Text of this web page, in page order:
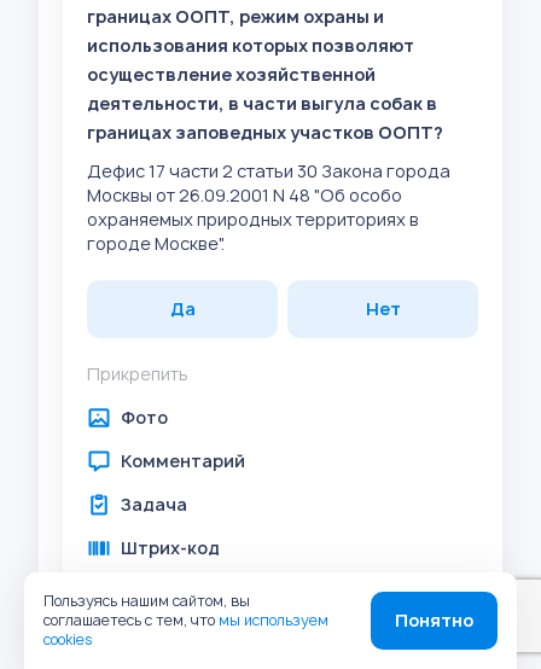
границах ООПТ, режим охраны и
использования которых позволяют
осуществление хозяйственной
деятельности, в части выгула собак в
границах заповедных участков ООПТ?
Дефис 17 части 2 статьи 30 Закона города
Москвы от 26.09.2001 N 48 "Об особо
охраняемых природных территориях в
городе Москве".
Да Нет
Прикрепить
Фото
Комментарий
Задача
Штрих-код
Геолокация
Пользуясь нашим сайтом, вы
соглашаетесь с тем, что мы используем
cookies
Понятно